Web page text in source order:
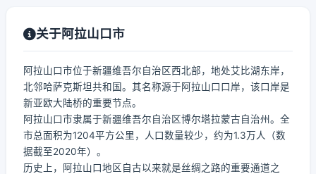
关于阿拉山口市
阿拉山口市位于新疆维吾尔自治区西北部，地处艾比湖东岸，
北邻哈萨克斯坦共和国。其名称源于阿拉山口口岸，该口岸是
新亚欧大陆桥的重要节点。
阿拉山口市隶属于新疆维吾尔自治区博尔塔拉蒙古自治州。全
市总面积为1204平方公里，人口数量较少，约为1.3万人（数
据截至2020年）。
历史上，阿拉山口地区自古以来就是丝绸之路的重要通道之